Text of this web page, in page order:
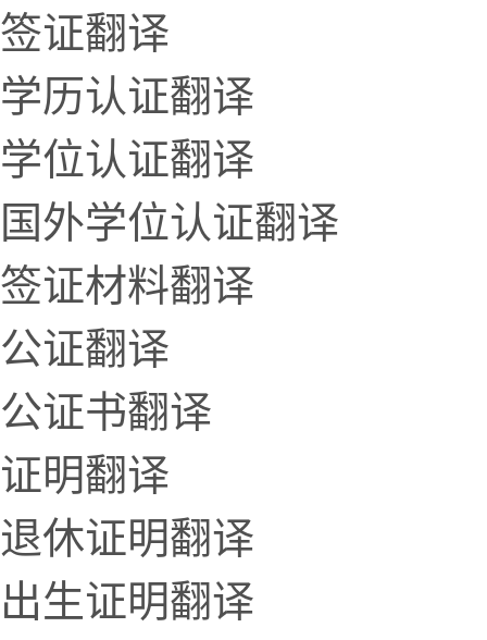
签证翻译
学历认证翻译
学位认证翻译
国外学位认证翻译
签证材料翻译
公证翻译
公证书翻译
证明翻译
退休证明翻译
出生证明翻译